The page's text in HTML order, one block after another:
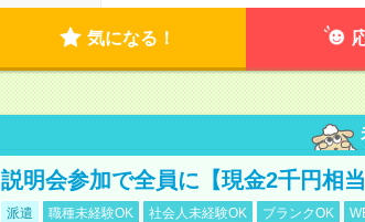
気になる！
説明会参加で全員に【現金2千円相
派遣 職種未経験OK 社会人未経験OK ブランクOK